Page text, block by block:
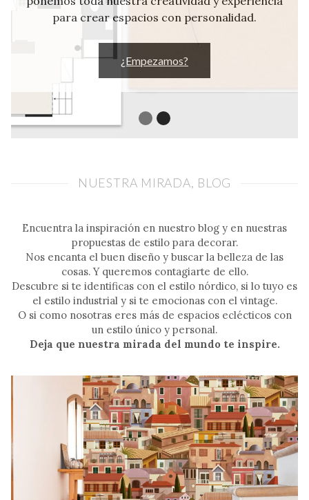
decoración en Valencia y descubre lo que
podemos hacer por tu casa.
¿Empezamos?
para crear espacios con personalidad.
¿Empezamos?
NUESTRA MIRADA, BLOG
Encuentra la inspiración en nuestro blog y en nuestras
propuestas de estilo para decorar.
Nos encanta el buen diseño y buscar la belleza de las
cosas. Y queremos contagiarte de ello.
Descubre si te identificas con el estilo nórdico, si lo tuyo es
el estilo industrial y si te emocionas con el vintage.
O si como nosotras eres más de espacios eclécticos con
un estilo único y personal.
Deja que nuestra mirada del mundo te inspire.